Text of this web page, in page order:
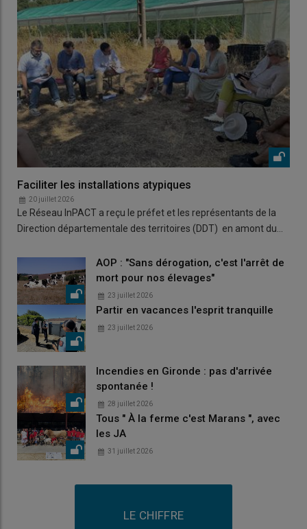
Faciliter les installations atypiques
20 juillet 2026
Le Réseau InPACT a reçu le préfet et les représentants de la
Direction départementale des territoires (DDT) en amont du…
AOP : "Sans dérogation, c'est l'arrêt de
mort pour nos élevages"
23 juillet 2026
Partir en vacances l'esprit tranquille
23 juillet 2026
Incendies en Gironde : pas d'arrivée
spontanée !
28 juillet 2026
Tous " À la ferme c'est Marans ", avec
les JA
31 juillet 2026
LE CHIFFRE